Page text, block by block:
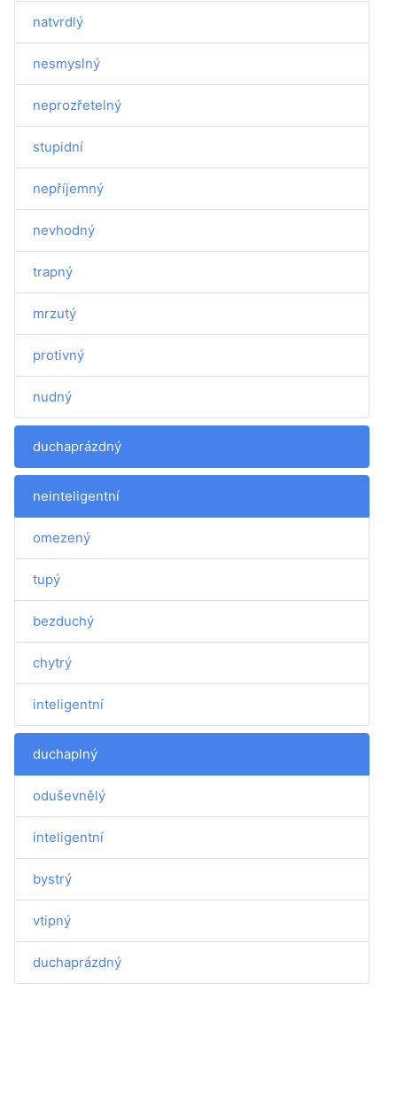
natvrdlý
nesmyslný
neprozřetelný
stupidní
nepříjemný
nevhodný
trapný
mrzutý
protivný
nudný
duchaprázdný
neinteligentní
omezený
tupý
bezduchý
chytrý
inteligentní
duchaplný
oduševnělý
inteligentní
bystrý
vtipný
duchaprázdný